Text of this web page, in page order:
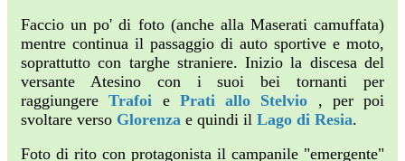
Faccio un po' di foto (anche alla Maserati camuffata)
mentre continua il passaggio di auto sportive e moto,
soprattutto con targhe straniere. Inizio la discesa del
versante Atesino con i suoi bei tornanti per
raggiungereTrafoi e Prati allo Stelvio , per poi
svoltare verso Glorenza e quindi il Lago di Resia.
Foto di rito con protagonista il campanile "emergente"